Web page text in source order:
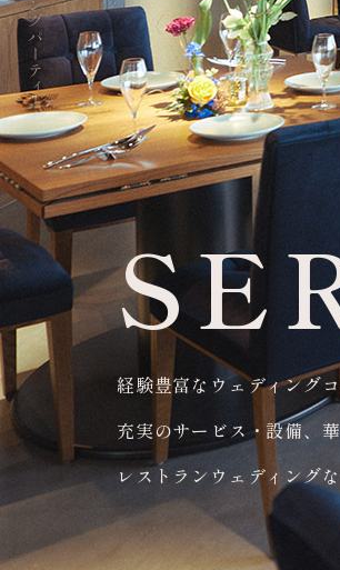
経験豊富なウェディング
充実のサービス・設備、
レストランウェディング